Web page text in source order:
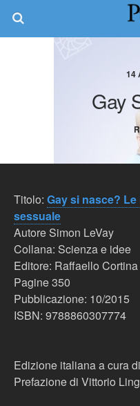
14
Gay
Titolo: Gay si nasce?
sessuale
Autore Simon LeVay
Collana: Scienza e idee
Editore: Raffaello
Pagine 350
Pubblicazione: 10/2015
ISBN: 9788860307774
Edizione italiana a cura
Prefazione di Vittorio